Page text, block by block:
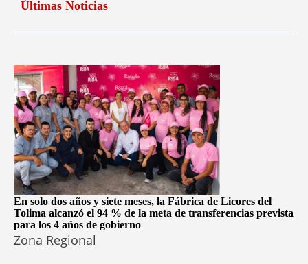
Últimas Noticias
En solo dos años y siete meses, la Fábrica de Licores del
Tolima alcanzó el 94 % de la meta de transferencias prevista
para los 4 años de gobierno
Zona Regional